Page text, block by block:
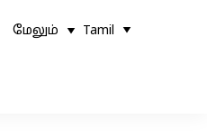
மேலும் Tamil